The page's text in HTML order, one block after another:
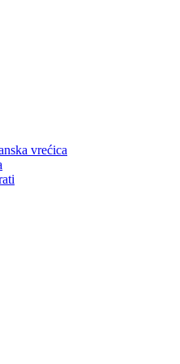
vrećica